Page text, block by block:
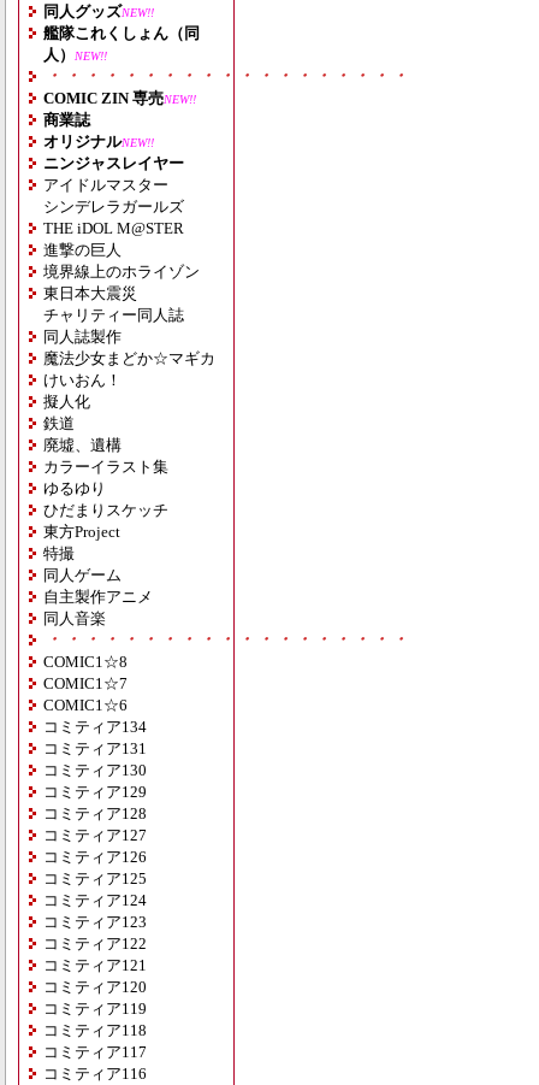
同人グッズNEW!!
艦隊これくしょん（同
人）
NEW!!
・・・・・・・・・・・・・・・・・・・
COMIC ZIN 専売NEW!!
商業誌
オリジナルNEW!!
ニンジャスレイヤー
アイドルマスター
シンデレラガールズ
THE iDOL M@STER
進撃の巨人
境界線上のホライゾン
東日本大震災
チャリティー同人誌
同人誌製作
魔法少女まどか☆マギカ
けいおん！
擬人化
鉄道
廃墟、遺構
カラーイラスト集
ゆるゆり
ひだまりスケッチ
東方Project
特撮
同人ゲーム
自主製作アニメ
同人音楽
・・・・・・・・・・・・・・・・・・・
COMIC1☆8
COMIC1☆7
COMIC1☆6
コミティア134
コミティア131
コミティア130
コミティア129
コミティア128
コミティア127
コミティア126
コミティア125
コミティア124
コミティア123
コミティア122
コミティア121
コミティア120
コミティア119
コミティア118
コミティア117
コミティア116